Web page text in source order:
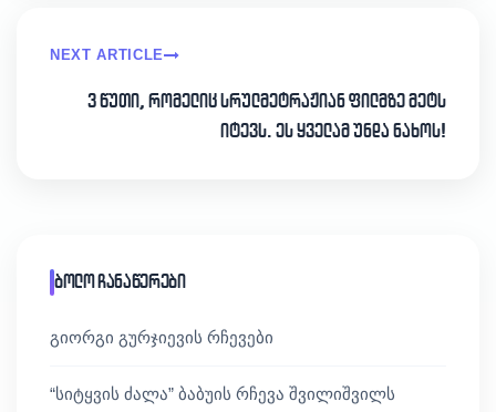
NEXT ARTICLE
3 წუთი, რომელიც სრულმეტრაჟიან ფილმზე მეტს
იტევს. ეს ყველამ უნდა ნახოს!
ბოლო ჩანაწერები
გიორგი გურჯიევის რჩევები
“სიტყვის ძალა” ბაბუის რჩევა შვილიშვილს